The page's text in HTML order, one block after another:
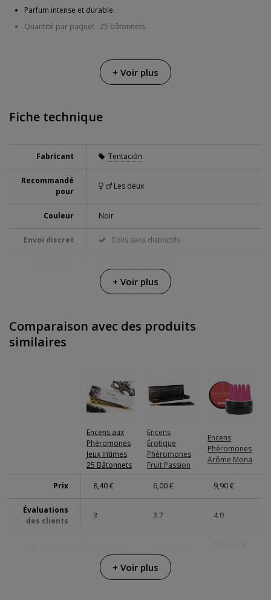
Parfum intense et durable.
Quantité par paquet : 25 bâtonnets.
+ Voir plus
Fiche technique
Fabricant Tentación
Recommandé
pour
Les deux
Couleur Noir
Envoi discret Colis sans distinctifs
+ Voir plus
Comparaison avec des produits
similaires
Encens aux
Phéromones
Jeux Intimes
25 Bâtonnets
Encens
Érotique
Phéromones
Fruit Passion
Encens
Phéromones
Arôme Mona
Prix 8,40 € 6,00 € 9,90 €
Évaluations
des clients
3 3.7 4.0
Noir -
+ Voir plus